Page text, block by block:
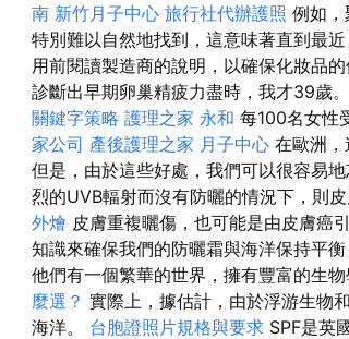
南 新竹月子中心 旅行社代辦護照 例如，
特別難以自然地找到，這意味著直到最
用前閱讀製造商的說明，以確保化妝品的
診斷出早期卵巢精疲力盡時，我才39歲。
關鍵字策略 護理之家 永和 每100名女性
家公司 產後護理之家 月子中心 在歐洲，
但是，由於這些好處，我們可以很容易
烈的UVB輻射而沒有防曬的情況下，則
外燴 皮膚重複曬傷，也可能是由皮膚癌
知識來確保我們的防曬霜與海洋保持平衡
他們有一個繁華的世界，擁有豐富的生
麼選？ 實際上，據估計，由於浮游生物
海洋。 台胞證照片規格與要求 SPF是英